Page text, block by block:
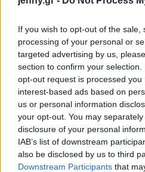
If you wish to opt-out of the
processing of your personal or
targeted advertising by us,
section to confirm your
opt-out request is processed you
interest-based ads based on
us or personal information
your opt-out. You may
disclosure of your personal
IAB’s list of downstream
also be disclosed by us to third
Downstream Participants that